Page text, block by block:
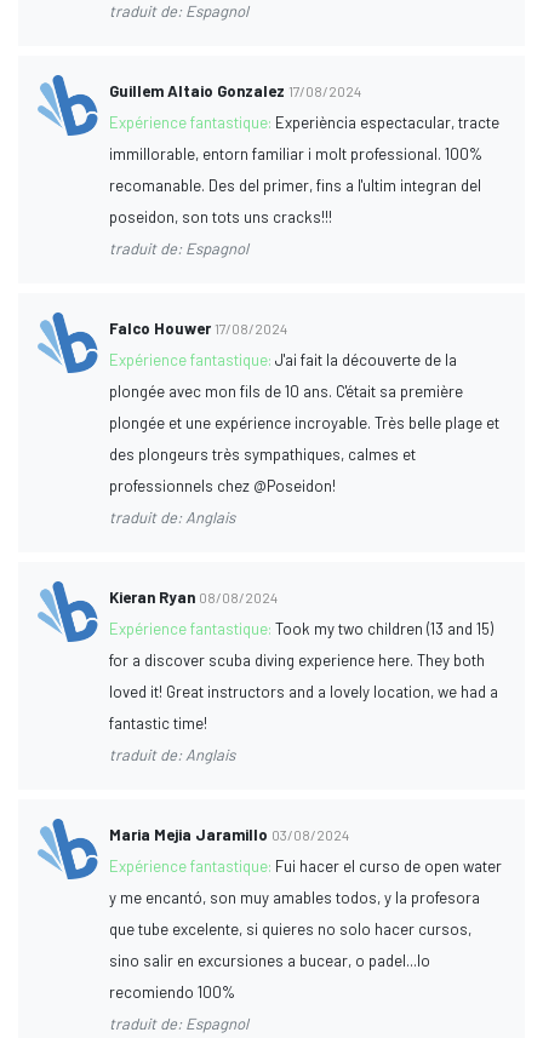
traduit de: Espagnol
Guillem Altaio Gonzalez 17/08/2024
Expérience fantastique: Experiència espectacular, tracte
immillorable, entorn familiar i molt professional. 100%
recomanable. Des del primer, fins a l'ultim integran del
poseidon, son tots uns cracks!!!
traduit de: Espagnol
Falco Houwer 17/08/2024
Expérience fantastique:J'ai fait la découverte de la
plongée avec mon fils de 10 ans. C'était sa première
plongée et une expérience incroyable. Très belle plage et
des plongeurs très sympathiques, calmes et
professionnels chez @Poseidon!
traduit de: Anglais
Kieran Ryan 08/08/2024
Expérience fantastique:Took my two children (13 and 15)
for a discover scuba diving experience here. They both
loved it! Great instructors and a lovely location, we had a
fantastic time!
traduit de: Anglais
Maria Mejia Jaramillo 03/08/2024
Expérience fantastique: Fui hacer el curso de open water
y me encantó, son muy amables todos, y la profesora
que tube excelente, si quieres no solo hacer cursos,
sino salir en excursiones a bucear, o padel...lo
recomiendo 100%
traduit de: Espagnol